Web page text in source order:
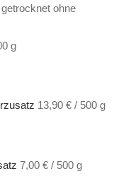
ohne
g
13,90 € / 500 g
7,00 € / 500 g